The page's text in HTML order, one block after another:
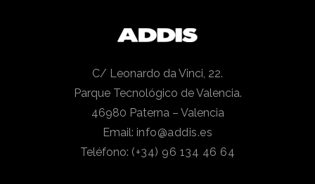
C/ Leonardo da Vinci, 22.
Parque Tecnológico de Valencia.
46980 Paterna – Valencia
Email: info@addis.es
Teléfono: (+34) 96 134 46 64